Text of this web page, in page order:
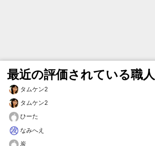
最近の評価されている職人
タムケン2
タムケン2
ひーた
なみへえ
炭